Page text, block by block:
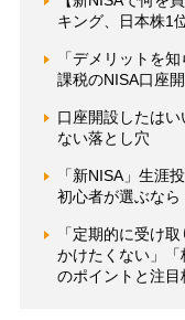
キング、日本株1
「デメリットを
課税のNISA口座
口座開設したは
ない落とし穴
「新NISA」生涯
初心者が選ぶな
「定期的に受け
かけたくない」「
のポイントと注目